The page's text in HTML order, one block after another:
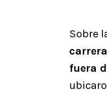
Sobre
fuera